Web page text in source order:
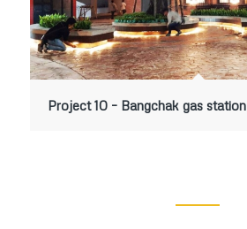
Project 10 – Bangchak gas station